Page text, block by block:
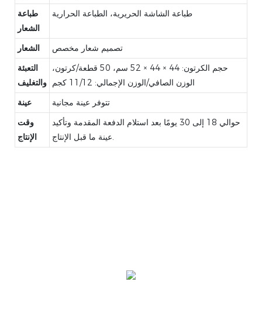
طباعة
الشعار
طباعة الشاشة الحريرية، الطباعة الحرارية
الشعار
تصميم شعار مخصص
التعبئة
والتغليف
حجم الكرتون: 44 × 44 × 52 سم، 50 قطعة/كرتون،
الوزن الصافي/الوزن الإجمالي: 11/12 كجم
عينة
تتوفر عينة مجانية
وقت
الإنتاج
حوالي 18 إلى 30 يومًا بعد استلام الدفعة المقدمة وتأكيد
عينة ما قبل الإنتاج.